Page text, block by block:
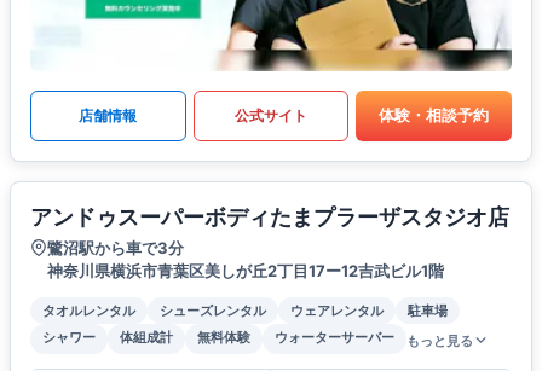
店舗情報 公式サイト 体験・相談予約
アンドゥスーパーボディたまプラーザスタジオ店
鷺沼駅から車で3分
神奈川県横浜市青葉区美しが丘2丁目17ー12吉武ビル1階
タオルレンタル シューズレンタル ウェアレンタル
駐車場
シャワー
体組成計 無料体験 ウォーターサーバー もっと見る